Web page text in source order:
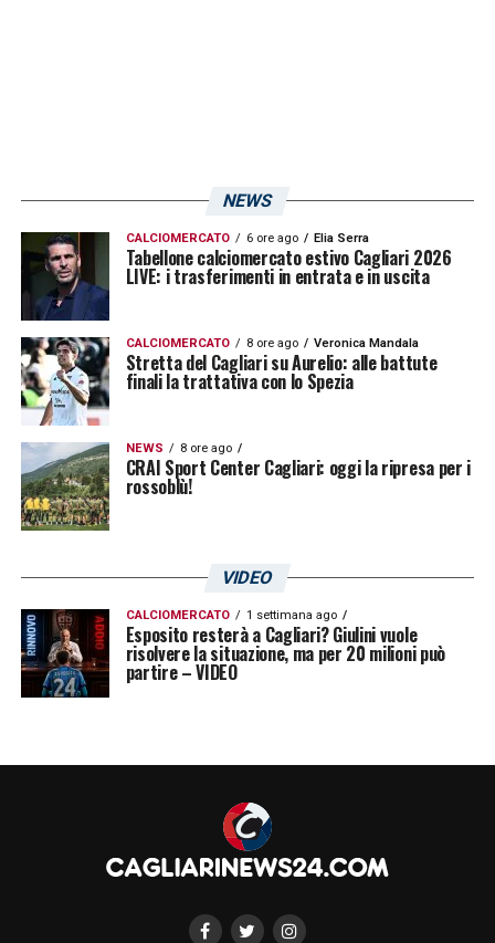
NEWS
CALCIOMERCATO 6 ore ago Elia Serra
Tabellone calciomercato estivo Cagliari 2026
LIVE: i trasferimenti in entrata e in uscita
CALCIOMERCATO 8 ore ago Veronica Mandala
Stretta del Cagliari su Aurelio: alle battute
finali la trattativa con lo Spezia
NEWS 8 ore ago
CRAI Sport Center Cagliari: oggi la ripresa per i
rossoblù!
VIDEO
CALCIOMERCATO 1 settimana ago
Esposito resterà a Cagliari? Giulini vuole
risolvere la situazione, ma per 20 milioni può
partire – VIDEO